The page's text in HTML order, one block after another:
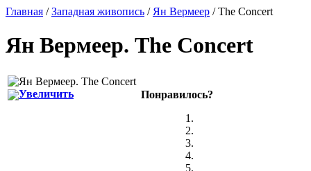
Главная /Западная живопись / Ян Вермеер / The Concert
Ян Вермеер. The Concert
Увеличить Понравилось?